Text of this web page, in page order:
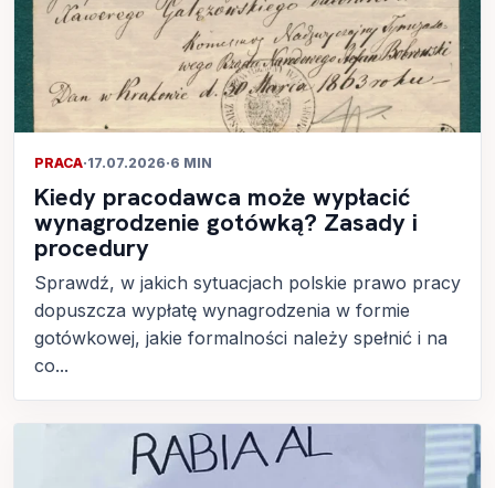
PRACA·17.07.2026·6 MIN
Kiedy pracodawca może wypłacić
wynagrodzenie gotówką? Zasady i
procedury
Sprawdź, w jakich sytuacjach polskie prawo pracy
dopuszcza wypłatę wynagrodzenia w formie
gotówkowej, jakie formalności należy spełnić i na
co...